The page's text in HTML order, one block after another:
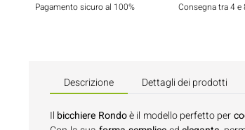
Pagamento sicuro al 100% Consegna tra 4 e
Descrizione Dettagli dei prodotti
Il bicchiere Rondoè il modello perfetto per